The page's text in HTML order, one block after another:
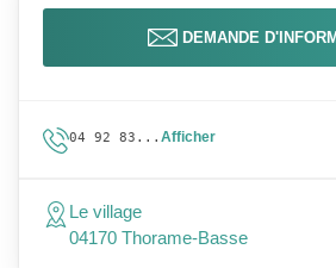
DEMANDE
04 92 83... Afficher
Le village
04170 Thorame-Basse